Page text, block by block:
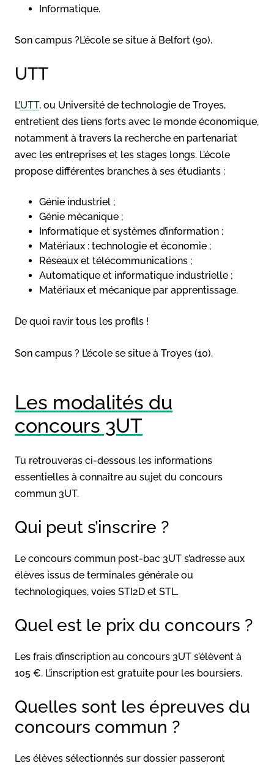
Informatique.
Son campus ?L’école se situe à Belfort (90).
UTT
L’UTT, ou Université de technologie de Troyes,
entretient des liens forts avec le monde économique,
notamment à travers la recherche en partenariat
avec les entreprises et les stages longs. L’école
propose différentes branches à ses étudiants :
Génie industriel ;
Génie mécanique ;
Informatique et systèmes d’information ;
Matériaux : technologie et économie ;
Réseaux et télécommunications ;
Automatique et informatique industrielle ;
Matériaux et mécanique par apprentissage.
De quoi ravir tous les profils !
Son campus ? L’école se situe à Troyes (10).
Les modalités du
concours 3UT
Tu retrouveras ci-dessous les informations
essentielles à connaître au sujet du concours
commun 3UT.
Qui peut s’inscrire ?
Le concours commun post-bac 3UT s’adresse aux
élèves issus de terminales générale ou
technologiques, voies STI2D et STL.
Quel est le prix du concours ?
Les frais d’inscription au concours 3UT s’élèvent à
105 €. L’inscription est gratuite pour les boursiers.
Quelles sont les épreuves du
concours commun ?
Les élèves sélectionnés sur dossier passeront